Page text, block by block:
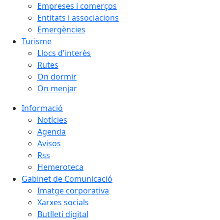
Empreses i comerços
Entitats i associacions
Emergències
Turisme
Llocs d'interès
Rutes
On dormir
On menjar
Informació
Notícies
Agenda
Avisos
Rss
Hemeroteca
Gabinet de Comunicació
Imatge corporativa
Xarxes socials
Butlletí digital